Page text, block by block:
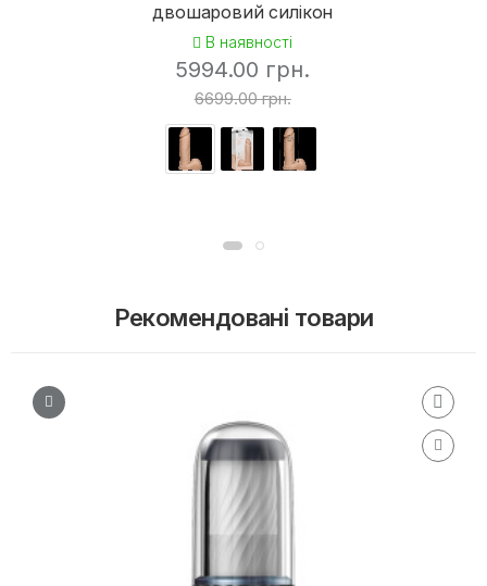
двошаровий силікон
В наявності
5994.00 грн.
6699.00 грн.
Рекомендовані товари